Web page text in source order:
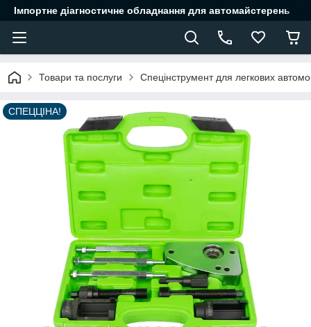
Імпортне діагностичне обладнання для автомайстерень
Товари та послуги Спецінструмент для легкових
СПЕЦЦІНА!